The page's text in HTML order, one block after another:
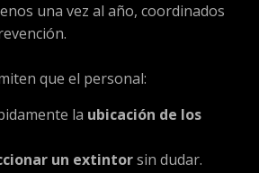
una vez al año, coordinados
que el personal:
la ubicación de los
un extintorsin dudar.